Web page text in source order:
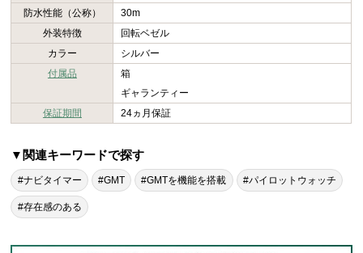
防水性能（公称）
30m
外装特徴
回転ベゼル
カラー
シルバー
付属品
箱
ギャランティー
保証期間
24ヵ月保証
▼関連キーワードで探す
#ナビタイマー #GMT #GMTを機能を搭載 #パイロットウォッチ
#存在感のある